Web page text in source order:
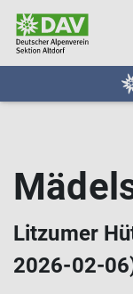
Litzumer
2026-02-